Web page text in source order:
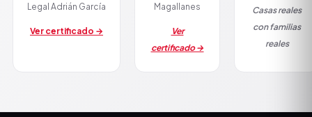
Legal Adrián García
Ver certificado →
Magallanes
Ver
certificado →
Casas reales
con familias
reales